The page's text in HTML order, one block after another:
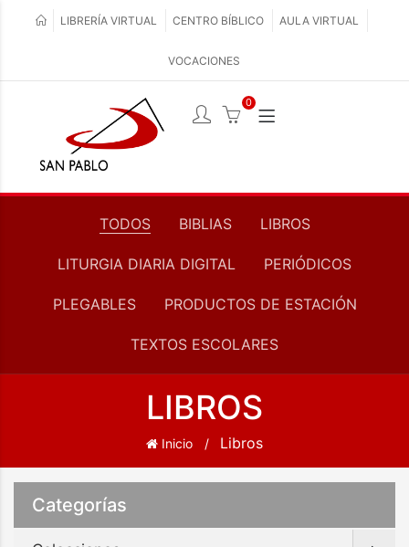
LIBRERÍA VIRTUAL CENTRO BÍBLICO AULA VIRTUAL
VOCACIONES
0
TODOS BIBLIAS LIBROS
LITURGIA DIARIA DIGITAL PERIÓDICOS
PLEGABLES PRODUCTOS DE ESTACIÓN
TEXTOS ESCOLARES
LIBROS
Inicio Libros
Categorías